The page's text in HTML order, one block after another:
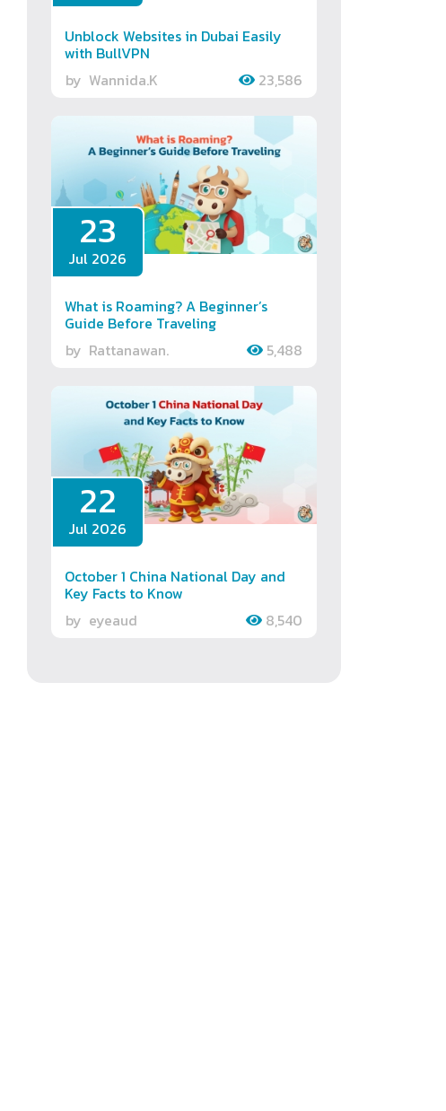
Unblock Websites in Dubai Easily
with BullVPN
by Wannida.K 23,586
23
Jul 2026
What is Roaming? A Beginner’s
Guide Before Traveling
by Rattanawan. 5,488
22
Jul 2026
October 1 China National Day and
Key Facts to Know
by eyeaud 8,540